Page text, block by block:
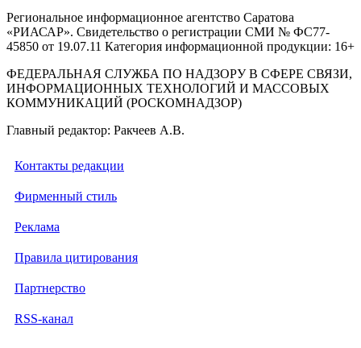
Региональное информационное агентство Саратова
«РИАСАР». Свидетельство о регистрации СМИ № ФС77-
45850 от 19.07.11 Категория информационной продукции: 16+
ФЕДЕРАЛЬНАЯ СЛУЖБА ПО НАДЗОРУ В СФЕРЕ СВЯЗИ,
ИНФОРМАЦИОННЫХ ТЕХНОЛОГИЙ И МАССОВЫХ
КОММУНИКАЦИЙ (РОСКОМНАДЗОР)
Главный редактор: Ракчеев А.В.
Контакты редакции
Фирменный стиль
Реклама
Правила цитирования
Партнерство
RSS-канал